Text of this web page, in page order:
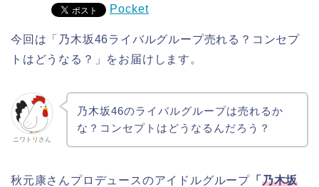
Pocket
今回は「乃木坂46ライバルグループ売れる？コンセプ
トはどうなる？」をお届けします。
ニワトリさん
乃木坂46のライバルグループは売れるか
な？コンセプトはどうなるんだろう？
秋元康さんプロデュースのアイドルグループ 「 乃木坂